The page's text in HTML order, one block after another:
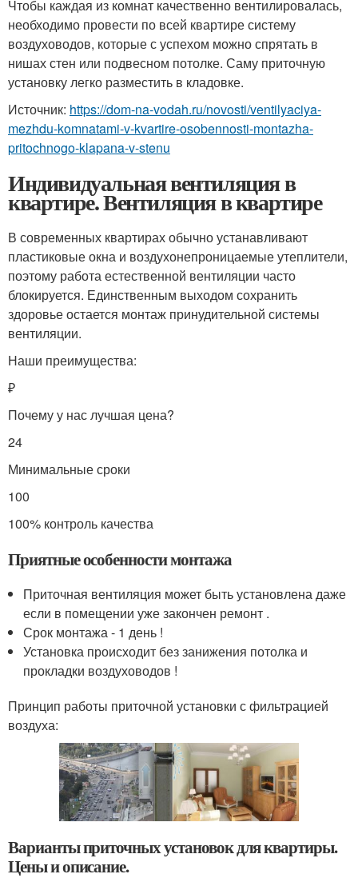
Чтобы каждая из комнат качественно вентилировалась,
необходимо провести по всей квартире систему
воздуховодов, которые с успехом можно спрятать в
нишах стен или подвесном потолке. Саму приточную
установку легко разместить в кладовке.
Источник: https://dom-na-vodah.ru/novosti/ventilyaciya-
mezhdu-komnatami-v-kvartire-osobennosti-montazha-
pritochnogo-klapana-v-stenu
Индивидуальная вентиляция в
квартире. Вентиляция в квартире
В современных квартирах обычно устанавливают
пластиковые окна и воздухонепроницаемые утеплители,
поэтому работа естественной вентиляции часто
блокируется. Единственным выходом сохранить
здоровье остается монтаж принудительной системы
вентиляции.
Наши преимущества:
₽
Почему у нас лучшая цена?
24
Минимальные сроки
100
100% контроль качества
Приятные особенности монтажа
Приточная вентиляция может быть установлена даже
если в помещении уже закончен ремонт .
Срок монтажа - 1 день !
Установка происходит без занижения потолка и
прокладки воздуховодов !
Принцип работы приточной установки с фильтрацией
воздуха:
Варианты приточных установок для квартиры.
Цены и описание.